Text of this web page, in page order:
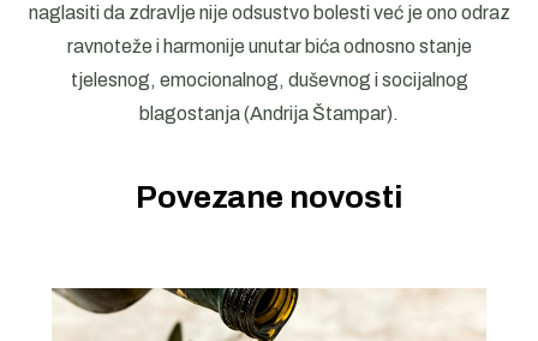
naglasiti da zdravlje nije odsustvo bolesti već je ono odraz
ravnoteže i harmonije unutar bića odnosno stanje
tjelesnog, emocionalnog, duševnog i socijalnog
blagostanja (Andrija Štampar).
Povezane novosti